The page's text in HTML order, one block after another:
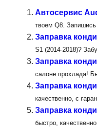
Автосервис
твоем Q8. Запишись
Заправка
S1 (2014-2018)?
Заправка
салоне прохлада!
Заправка
качественно, с
Заправка
быстро,